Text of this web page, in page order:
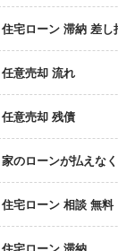
住宅ローン 滞納 差し
任意売却 流れ
任意売却 残債
家のローンが払えな
住宅ローン 相談 無料